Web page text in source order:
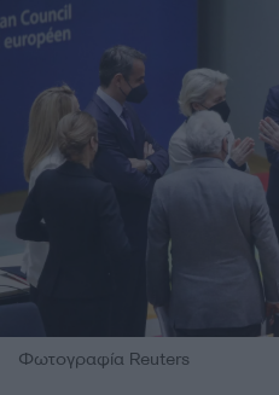
Φωτογραφία Reuters